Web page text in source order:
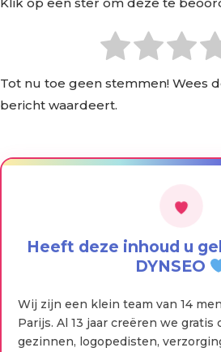
Tot nu toe geen stemmen! Wees
bericht waardeert.
Heeft deze inhoud u
DYNSEO
Wij zijn een klein team van 14
Parijs. Al 13 jaar creëren we gratis
gezinnen, logopedisten,